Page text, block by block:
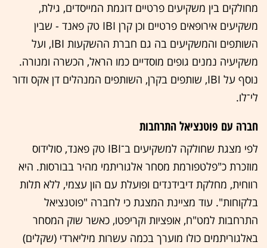
מחולקים בין משקיעים פרטיים דוגמת המייסדים, גילת,
משקיעים אירופאים פרטיים וכן קרן IBI טק פאנד - שבין
השותפים והמשקיעים בה גם חברת ההשקעות IBI, ועל
משקיעיה נמנים גופים מוסדיים כמו הראל, הכשרה ומנורה.
נוסף על IBI, שותפים בקרן, השותפים המנהלים דן אקס ודור
לי־לו.
חברה עם פוטנציאל התרחבות
לפי מצגת שחולקה למשקיעים ב־IBI טק פאנד, סולידוס
מוזכרת כ"פלטפורמת מסחר אלגוריתמי מהיר בבורסות. היא
רווחית, מחלקת דיבידנדים ופועלת עם הון עצמי, ללא תלות
בלקוחות". עוד מציינת המצגת כי לחברה "פוטנציאל
התרחבות למט"ח, אופציות וקריפטו, כאשר שוק המסחר
באלגוריתמים כולו מוערך בכמה עשרות מיליארדי (שקלים)